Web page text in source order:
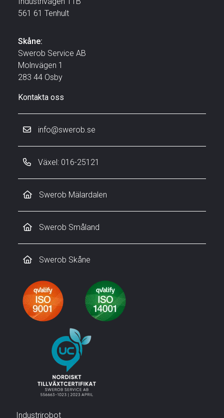
561 61 Tenhult
Skåne:
Swerob Service AB
Molnvägen 1
283 44 Osby
Kontakta oss
info@swerob.se
Växel: 016-25121
Swerob Mälardalen
Swerob Småland
Swerob Skåne
Industrirobot